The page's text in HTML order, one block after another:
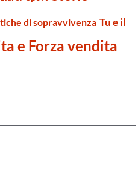
di sopravvivenza Tu e il
e Forza vendita